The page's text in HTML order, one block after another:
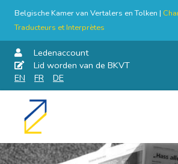
Belgische Kamer van Vertalers en Tolken |
Traducteurs et Interprètes
Ledenaccount
Lid worden van de BKVT
EN
FR DE
Skip
content